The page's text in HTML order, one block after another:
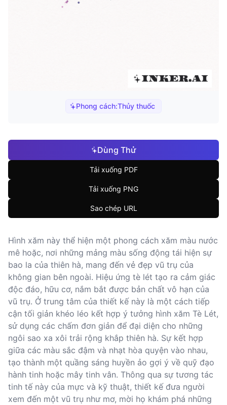
Phong cách:Thủy thuốc
Dùng Thử
Tải xuống PDF
Tải xuống PNG
Sao chép URL
Hình xăm này thể hiện một phong cách xăm màu nước
mê hoặc, nơi những mảng màu sống động tái hiện sự
bao la của thiên hà, mang đến vẻ đẹp vũ trụ của
không gian bên ngoài. Hiệu ứng tè lét tạo ra cảm giác
độc đáo, hữu cơ, nắm bắt được bản chất vô hạn của
vũ trụ. Ở trung tâm của thiết kế này là một cách tiếp
cận tối giản khéo léo kết hợp ý tưởng hình xăm Tè Lét,
sử dụng các chấm đơn giản để đại diện cho những
ngôi sao xa xôi trải rộng khắp thiên hà. Sự kết hợp
giữa các màu sắc đậm và nhạt hòa quyện vào nhau,
tạo thành một quầng sáng huyền ảo gợi ý về quỹ đạo
hành tinh hoặc mây tinh vân. Thông qua sự tương tác
tinh tế này của mực và kỹ thuật, thiết kế đưa người
xem đến một vũ trụ như mơ, mời họ khám phá những